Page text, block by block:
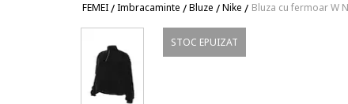
FEMEI/Imbracaminte /Bluze /Nike / Bluza cu fermoar W
STOC EPUIZAT